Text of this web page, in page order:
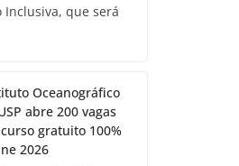
Inclusiva, que será
Oceanográfico
abre 200 vagas
gratuito 100%
2026